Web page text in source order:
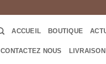
ACCUEIL BOUTIQUE
CONTACTEZ NOUS LIVRAISON